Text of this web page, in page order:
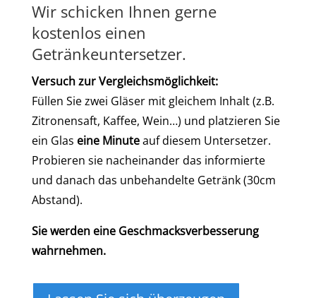
Wir schicken Ihnen gerne
kostenlos einen
Getränkeuntersetzer.
Versuch zur Vergleichsmöglichkeit:
Füllen Sie zwei Gläser mit gleichem Inhalt (z.B.
Zitronensaft, Kaffee, Wein…) und platzieren Sie
ein Glas eine Minuteauf diesem Untersetzer.
Probieren sie nacheinander das informierte
und danach das unbehandelte Getränk (30cm
Abstand).
Sie werden eine Geschmacksverbesserung
wahrnehmen.